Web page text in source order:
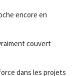
encore en
couvert
dans les projets